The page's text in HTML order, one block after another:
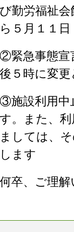
び勤労福祉
ら５月１１
②緊急事態宣
後５時に変
③施設利用中
す。また、
ましては、
します
何卒、ご理